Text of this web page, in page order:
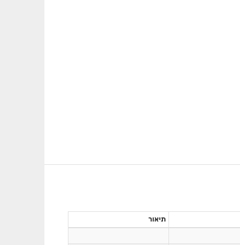
תיאור